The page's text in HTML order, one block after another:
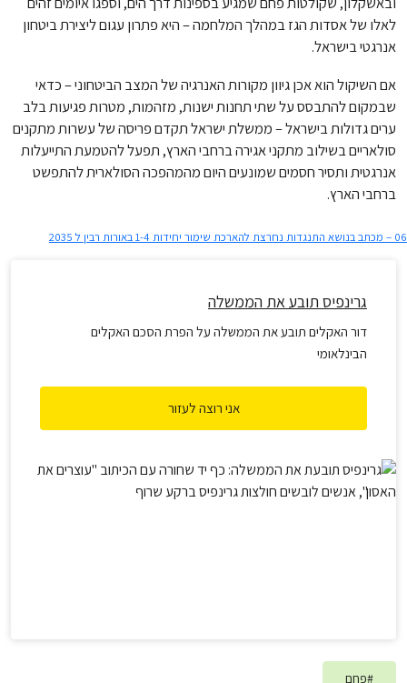
לאלו של אסדות הגז במהלך המלחמה – היא פתרון עגום ליצירת ביטחון
אנרגטי בישראל.
אם השיקול הוא אכן גיוון מקורות האנרגיה של המצב הביטחוני – כדאי
שבמקום להתבסס על שתי תחנות ישנות, מזהמות, מטרות פגיעות בלב
ערים גדולות בישראל – ממשלת ישראל תקדם פריסה של עשרות מתקנים
סולאריים בשילוב מתקני אגירה ברחבי הארץ, תפעל להטמעת התייעלות
אנרגטית ותסיר חסמים שמונעים היום מהמהפכה הסולארית להתפשט
ברחבי הארץ.
06 – מכתב בנושא התנגדות נחרצת להארכת שימור יחידות 1-4 באורות רבין ל 2035
גרינפיס תובע את הממשלה
דור האקלים תובע את הממשלה על הפרת הסכם האקלים
הבינלאומי
אני רוצה לעזור
#פחם